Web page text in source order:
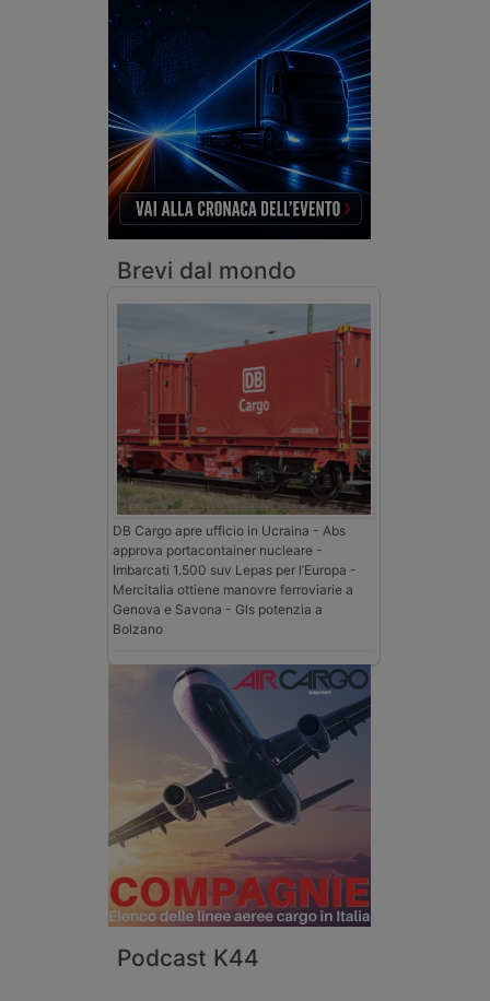
Brevi dal mondo
DB Cargo apre ufficio in Ucraina - Abs
approva portacontainer nucleare -
Imbarcati 1.500 suv Lepas per l’Europa -
Mercitalia ottiene manovre ferroviarie a
Genova e Savona - Gls potenzia a
Bolzano
Podcast K44